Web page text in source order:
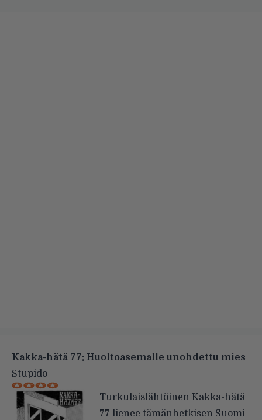
Kakka-hätä 77: Huoltoasemalle unohdettu mies
Stupido
Turkulaislähtöinen Kakka-hätä
77 lienee tämänhetkisen Suomi-